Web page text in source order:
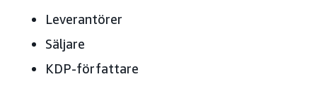
Leverantörer
Säljare
KDP-författare